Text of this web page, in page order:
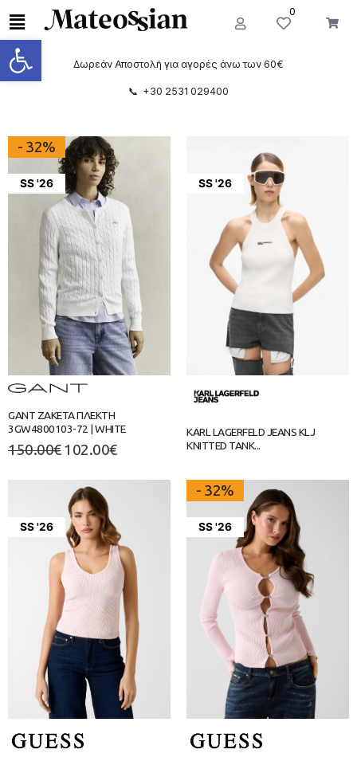
Ανοίξτε τη γραμμή εργαλείων
0
Δωρεάν Αποστολή για αγορές άνω των 60€
📞 +30 2531 029400
SS '26
- 32%
GANT ΖΑΚΕΤΑ ΠΛΕΚΤΗ
3GW4800103-72 | WHITE
150.00€ 102.00€
SS '26
KARL LAGERFELD JEANS KLJ
KNITTED TANK...
SS '26 SS '26
- 32%